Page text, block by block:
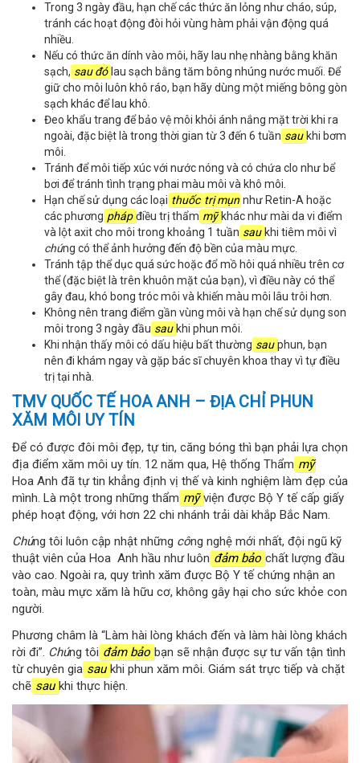
Trong 3 ngày đầu, hạn chế các thức ăn lỏng như cháo, súp,
tránh các hoạt động đòi hỏi vùng hàm phải vận động quá
nhiều.
Nếu có thức ăn dính vào môi, hãy lau nhẹ nhàng bằng khăn
sạch, sau đó lau sạch bằng tăm bông nhúng nước muối. Để
giữ cho môi luôn khô ráo, bạn hãy dùng một miếng bông gòn
sạch khác để lau khô.
Đeo khẩu trang để bảo vệ môi khỏi ánh nắng mặt trời khi ra
ngoài, đặc biệt là trong thời gian từ 3 đến 6 tuần sau khi bơm
môi.
Tránh để môi tiếp xúc với nước nóng và có chứa clo như bể
bơi để tránh tình trạng phai màu môi và khô môi.
Hạn chế sử dụng các loại thuốc trị mụn như Retin-A hoặc
các phương phápđiều trị thẩm mỹ khác như mài da vi điểm
và lột axit cho môi trong khoảng 1 tuần sau khi tiêm môi vì
chúng có thể ảnh hưởng đến độ bền của màu mực.
Tránh tập thể dục quá sức hoặc đổ mồ hôi quá nhiều trên cơ
thể (đặc biệt là trên khuôn mặt của bạn), vì điều này có thể
gây đau, khó bong tróc môi và khiến màu môi lâu trôi hơn.
Không nên trang điểm gần vùng môi và hạn chế sử dụng son
môi trong 3 ngày đầu sau khi phun môi.
Khi nhận thấy môi có dấu hiệu bất thường sauphun, bạn
nên đi khám ngay và gặp bác sĩ chuyên khoa thay vì tự điều
trị tại nhà.
TMV QUỐC TẾ HOA ANH – ĐỊA CHỈ PHUN
XĂM MÔI UY TÍN
Để có được đôi môi đẹp, tự tin, căng bóng thì bạn phải lựa chọn
địa điểm xăm môi uy tín. 12 năm qua, Hệ thống Thẩm mỹ
Hoa Anh đã tự tin khẳng định vị thế và kinh nghiệm làm đẹp của
mình. Là một trong những thẩm mỹviện được Bộ Y tế cấp giấy
phép hoạt động, với hơn 22 chi nhánh trải dài khắp Bắc Nam.
Chúng tôi luôn cập nhật những công nghệ mới nhất, đội ngũ kỹ
thuật viên của Hoa Anh hầu như luôn đảm bảo chất lượng đầu
vào cao. Ngoài ra, quy trình xăm được Bộ Y tế chứng nhận an
toàn, màu mực xăm là hữu cơ, không gây hại cho sức khỏe con
người.
Phương châm là “Làm hài lòng khách đến và làm hài lòng khách
rời đi”. Chúng tôi đảm bảo bạn sẽ nhận được sự tư vấn tận tình
từ chuyên gia saukhi phun xăm môi. Giám sát trực tiếp và chặt
chẽ saukhi thực hiện.